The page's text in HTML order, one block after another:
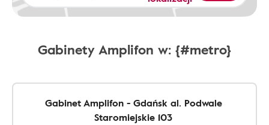
Gabinety Amplifon w: {#metro}
Gabinet Amplifon - Gdańsk al. Podwale
Staromiejskie 103